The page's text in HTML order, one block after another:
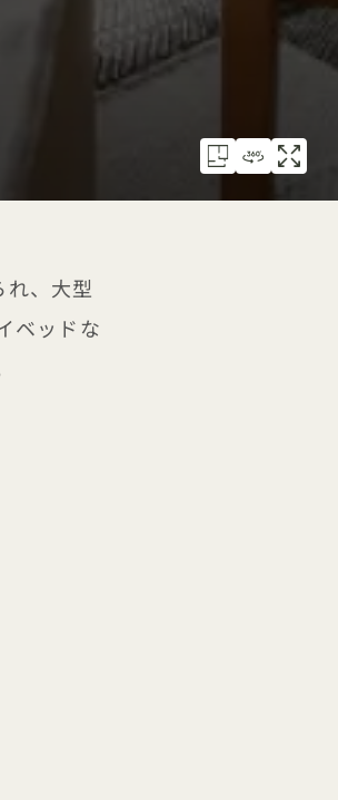
、大型
ベッドな